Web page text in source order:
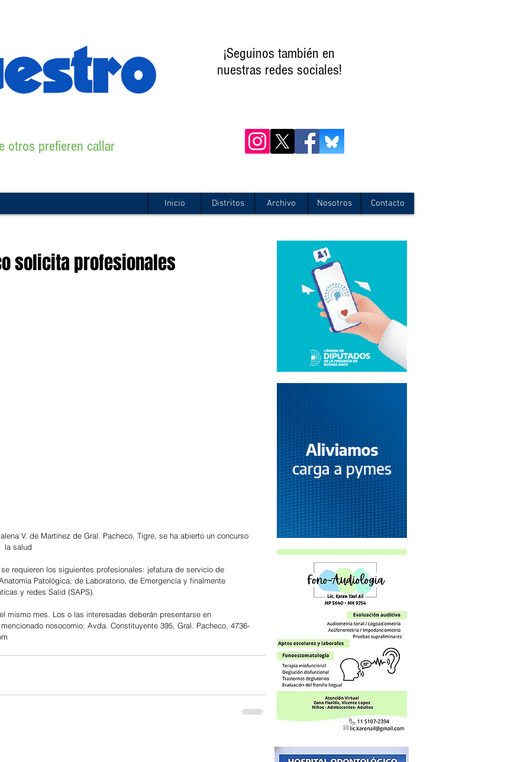
¡Seguinos también en
nuestras redes sociales!
otros prefieren callar
Inicio Distritos Archivo Nosotros Contacto
solicita profesionales
V. de Martínez de Gral. Pacheco, Tigre, se ha abierto un concurso
la salud
requieren los siguientes profesionales: jefatura de servicio de
Patológica; de Laboratorio, de Emergencia y finalmente
y redes Salid (SAPS).
mismo mes. Los o las interesadas deberán presentarse en
nosocomio: Avda. Constituyente 395, Gral. Pacheco, 4736-